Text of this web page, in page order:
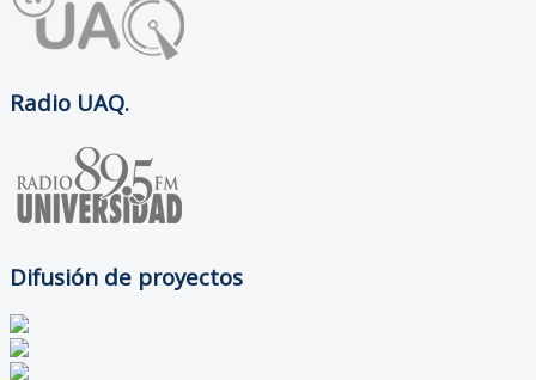
Radio UAQ.
Difusión de proyectos